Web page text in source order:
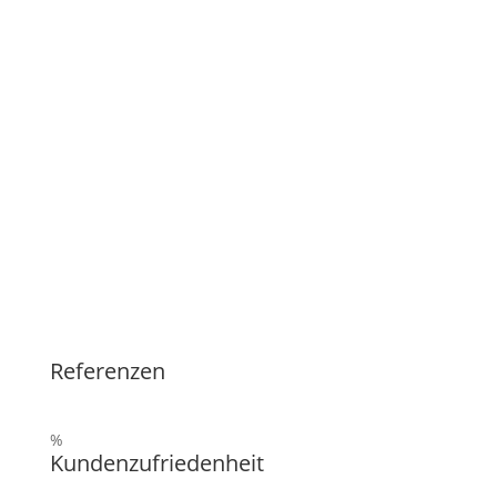
Referenzen
%
Kundenzufriedenheit